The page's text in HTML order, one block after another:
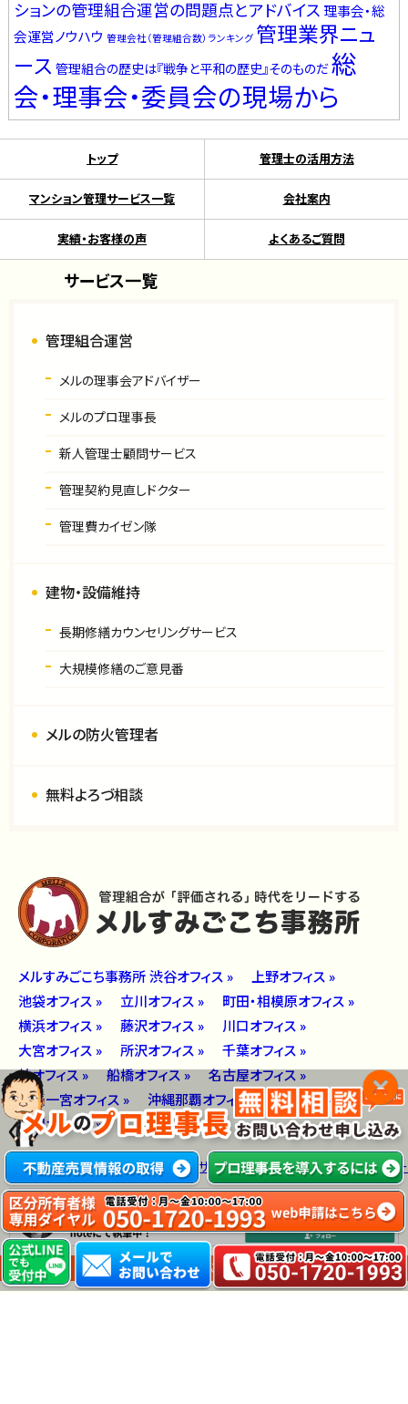
ションの管理組合運営の問題点とアドバイス 理事会・総
会運営ノウハウ 管理会社（管理組合数）ランキング 管理業界ニュ
ース 管理組合の歴史は『戦争と平和の歴史』そのものだ総
会・理事会・委員会の現場から
トップ 管理士の活用方法
マンション管理サービス一覧 会社案内
実績・お客様の声 よくあるご質問
サービス一覧
管理組合運営
メルの理事会アドバイザー
メルのプロ理事長
新人管理士顧問サービス
管理契約見直しドクター
管理費カイゼン隊
建物・設備維持
長期修繕カウンセリングサービス
大規模修繕のご意見番
メルの防火管理者
無料よろづ相談
メルすみごこち事務所 渋谷オフィス »
上野オフィス »
池袋オフィス »
立川オフィス »
町田・相模原オフィス »
横浜オフィス »
藤沢オフィス »
川口オフィス »
大宮オフィス »
所沢オフィス »
千葉オフィス »
柏オフィス »
船橋オフィス »
名古屋オフィス »
尾張一宮オフィス »
沖縄那覇オフィス »
大阪オフィス »
福岡オフィス »
サイトマップ プライバシーポリシー
© メルすみごこち事務所